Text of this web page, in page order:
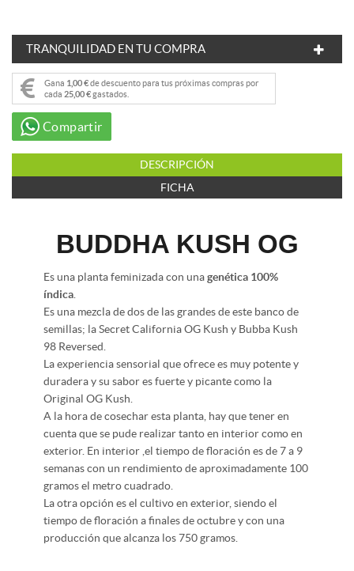
TRANQUILIDAD EN TU COMPRA
Gana 1,00 €de descuento para tus próximas compras por
cada 25,00 €gastados.
Compartir
DESCRIPCIÓN
FICHA
BUDDHA KUSH OG
Es una planta feminizada con unagenética 100%
índica
Es una mezcla de dos de las grandes de este banco de
semillas; la Secret California OG Kush y Bubba Kush
98 Reversed.
La experiencia sensorial que ofrece es muy potente y
duradera y su sabor es fuerte y picante como la
Original OG Kush.
A la hora de cosechar esta planta, hay que tener en
cuenta que se pude realizar tanto en interior como en
exterior. En interior ,el tiempo de floración es de 7 a 9
semanas con un rendimiento de aproximadamente 100
gramos el metro cuadrado.
La otra opción es el cultivo en exterior, siendo el
tiempo de floración a finales de octubre y con una
producción que alcanza los 750 gramos.